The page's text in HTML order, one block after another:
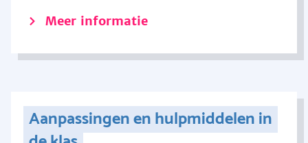
Meer informatie
Aanpassingen en hulpmiddelen in